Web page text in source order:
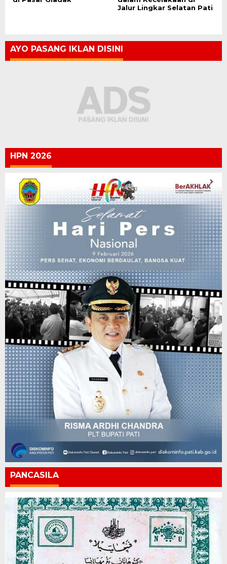
Jalur Lingkar Selatan Pati
AYO PASANG IKLAN DISINI
HPN 2026
PANCASILA